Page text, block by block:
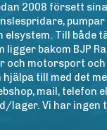
2008 försett
elsystem. Till både
ligger bakom BJP
och motorsport
hjälpa till med det
mail, telefon
lager. Vi har ingen